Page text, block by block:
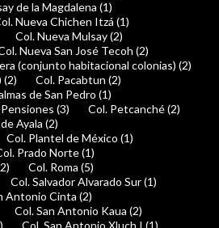
de la Magdalena (1)
Nueva Chichen Itzá (1)
Col. Nueva Mulsay (2)
Nueva San José Tecoh (2)
(conjunto habitacional colonias) (2)
(2)
Col. Pacabtun (2)
de San Pedro (1)
(3)
Col. Petcanché (2)
Ayala (2)
Col. Plantel de México (1)
Prado Norte (1)
Col. Roma (5)
Col. Salvador Alvarado Sur (1)
Antonio Cinta (2)
Col. San Antonio Kaua (2)